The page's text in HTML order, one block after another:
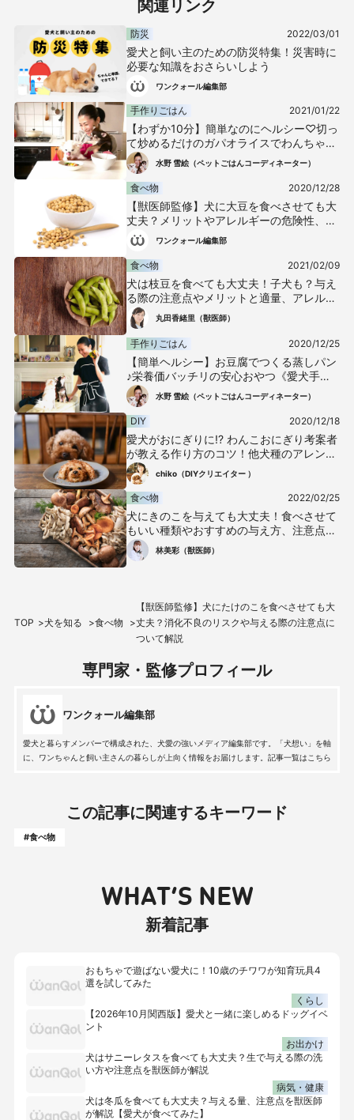
関連リンク
防災 2022/03/01
愛犬と飼い主のための防災特集！災害時に
必要な知識をおさらいしよう
ワンクォール編集部
手作りごはん 2021/01/22
【わずか10分】簡単なのにヘルシー♡切っ
て炒めるだけのガパオライスでわんちゃん
と一緒にアジア旅行気分！
水野 雪絵（ペットごはんコーディネーター）
食べ物 2020/12/28
【獣医師監修】犬に大豆を食べさせても大
丈夫？メリットやアレルギーの危険性、節
分の豆の注意点などについて解説
ワンクォール編集部
食べ物 2021/02/09
犬は枝豆を食べても大丈夫！子犬も？与え
る際の注意点やメリットと適量、アレルギ
ーについて解説【獣医師監修】
丸田香緒里（獣医師）
手作りごはん 2020/12/25
【簡単ヘルシー】お豆腐でつくる蒸しパン
♪栄養価バッチリの安心おやつ《愛犬手作
りごはんレシピ》
水野 雪絵（ペットごはんコーディネーター）
DIY 2020/12/18
愛犬がおにぎりに!? わんこおにぎり考案者
が教える作り方のコツ！他犬種のアレンジ
法も紹介chiko（DIYクリエイター ）
食べ物 2022/02/25
犬にきのこを与えても大丈夫！食べさせて
もいい種類やおすすめの与え方、注意点を
解説【獣医師監修】
林美彩（獣医師）
TOP 犬を知る 食べ物
【獣医師監修】犬にたけのこを食べさせても大
丈夫？消化不良のリスクや与える際の注意点に
ついて解説
専門家・監修プロフィール
ワンクォール編集部
愛犬と暮らすメンバーで構成された、犬愛の強いメディア編集部です。「犬想い」を軸
に、ワンちゃんと飼い主さんの暮らしが上向く情報をお届けします。記事一覧はこちら
この記事に関連するキーワード
#食べ物
WHAT’S NEW
新着記事
おもちゃで遊ばない愛犬に！10歳のチワワが知育玩具4
選を試してみた
くらし
【2026年10月関西版】愛犬と一緒に楽しめるドッグイベ
ント
お出かけ
犬はサニーレタスを食べても大丈夫？生で与える際の洗
い方や注意点を獣医師が解説
病気・健康
犬は冬瓜を食べても大丈夫？与える量、注意点を獣医師
が解説【愛犬が食べてみた】